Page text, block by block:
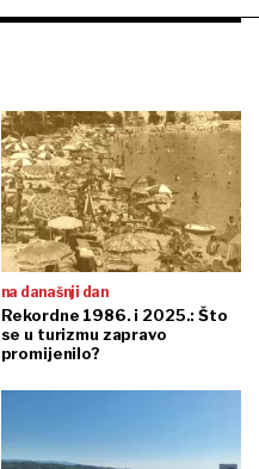
na današnji dan
Rekordne 1986. i 2025.: Što
se u turizmu zapravo
promijenilo?